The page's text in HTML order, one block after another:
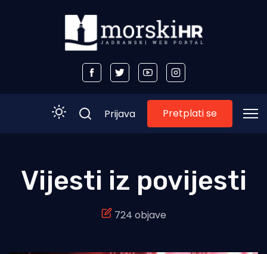
Morski plus
Prijava Pretplati se
Vijesti iz povijesti
724 objave